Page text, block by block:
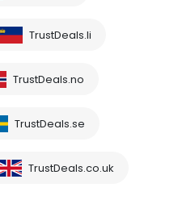
TrustDeals.li
TrustDeals.no
TrustDeals.se
TrustDeals.co.uk